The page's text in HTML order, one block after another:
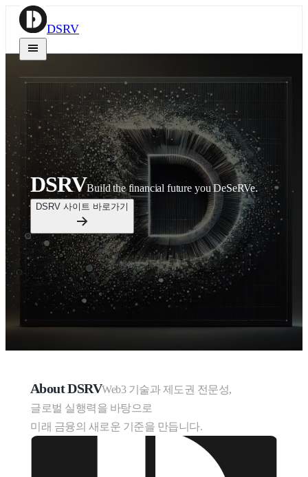
DSRV
DSRVBuild the financial future you DeSeRVe.
DSRV 사이트 바로가기
About DSRVWeb3 기술과 제도권 전문성,
글로벌 실행력을 바탕으로
미래 금융의 새로운 기준을 만듭니다.